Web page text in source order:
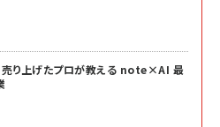
り上げたプロが教える note×AI 最